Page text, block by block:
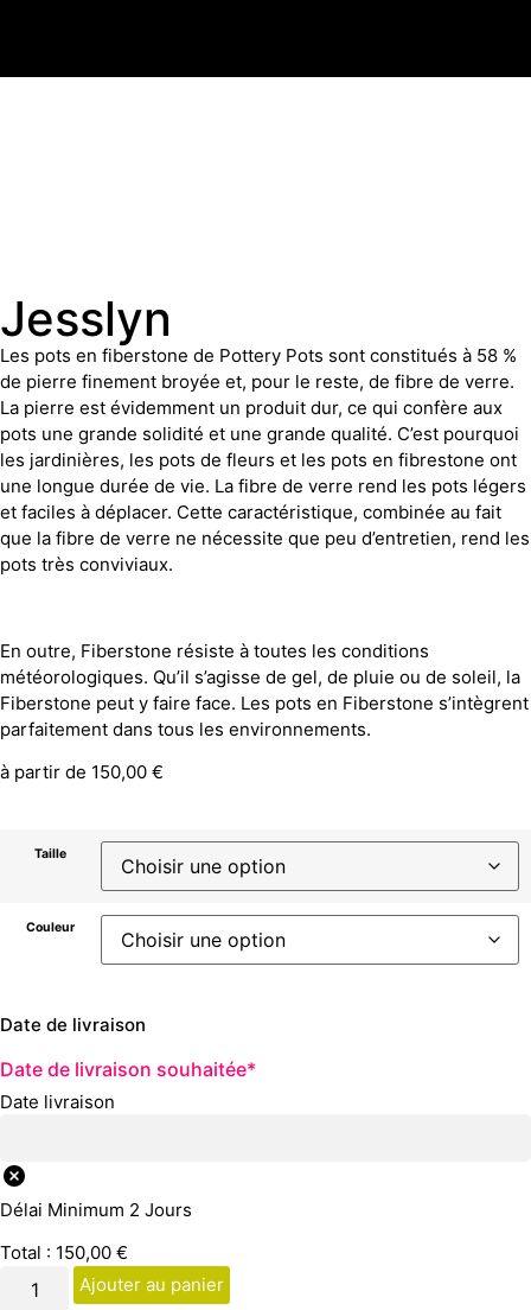
Jesslyn
Les pots en fiberstone de Pottery Pots sont constitués à 58 %
de pierre finement broyée et, pour le reste, de fibre de verre.
La pierre est évidemment un produit dur, ce qui confère aux
pots une grande solidité et une grande qualité. C’est pourquoi
les jardinières, les pots de fleurs et les pots en fibrestone ont
une longue durée de vie. La fibre de verre rend les pots légers
et faciles à déplacer. Cette caractéristique, combinée au fait
que la fibre de verre ne nécessite que peu d’entretien, rend les
pots très conviviaux.
En outre, Fiberstone résiste à toutes les conditions
météorologiques. Qu’il s’agisse de gel, de pluie ou de soleil, la
Fiberstone peut y faire face. Les pots en Fiberstone s’intègrent
parfaitement dans tous les environnements.
à partir de 150,00 €
Taille
Couleur
Date de livraison
Date de livraison souhaitée*
Date livraison
Délai Minimum 2 Jours
Total : 150,00 €
Ajouter au panier